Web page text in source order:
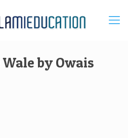
Wale by Owais